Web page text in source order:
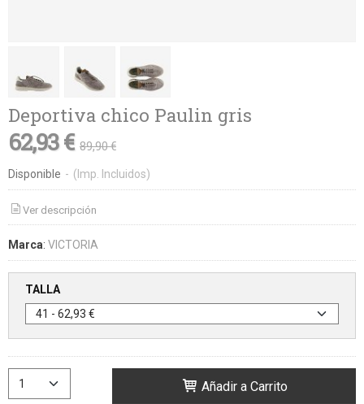
Deportiva chico Paulin gris
62,93 € 89,90 €
Disponible - (Imp. Incluidos)
Ver descripción
Marca: VICTORIA
TALLA
Añadir a Carrito